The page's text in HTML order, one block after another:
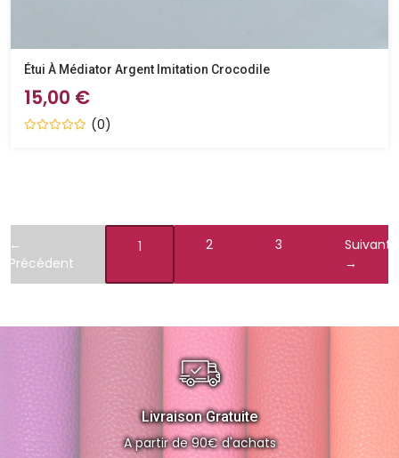
Étui À Médiator Argent Imitation Crocodile
15,00 €
(0)
←
Précédent
1 2 3
Suivant
→
Livraison Gratuite
A partir de 90€ d'achats